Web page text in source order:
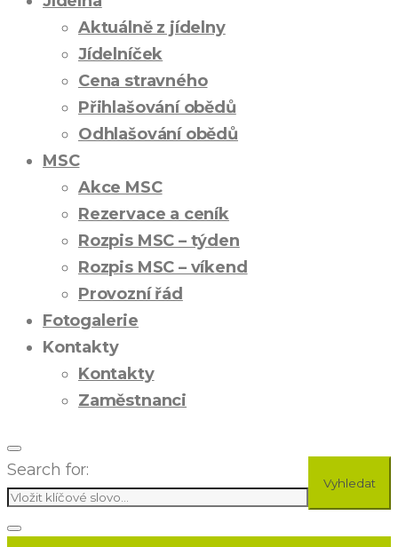
Aktuálně z jídelny
Jídelníček
Cena stravného
Přihlašování obědů
Odhlašování obědů
MSC
Akce MSC
Rezervace a ceník
Rozpis MSC – týden
Rozpis MSC – víkend
Provozní řád
Fotogalerie
Kontakty
Kontakty
Zaměstnanci
Search for:
Vyhledat